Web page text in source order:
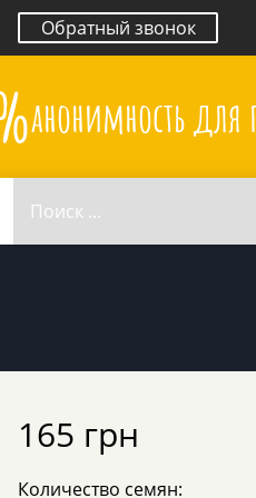
Обратный звонок
анонимность для
165 грн
Количество семян: